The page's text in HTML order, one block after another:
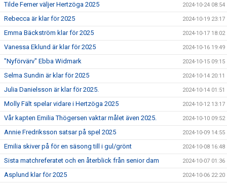
Tilde Ferner väljer Hertzöga 2025 2024-10-24 08:54
Rebecca är klar för 2025 2024-10-19 23:17
Emma Bäckström klar för 2025 2024-10-17 18:02
Vanessa Eklund är klar för 2025 2024-10-16 19:49
"Nyförvärv" Ebba Widmark 2024-10-15 09:15
Selma Sundin är klar för 2025 2024-10-14 20:11
Julia Danielsson är klar för 2025. 2024-10-14 01:51
Molly Fält spelar vidare i Hertzöga 2025 2024-10-12 13:17
Vår kapten Emilia Thögersen vaktar målet även 2025. 2024-10-10 09:52
Annie Fredriksson satsar på spel 2025 2024-10-09 14:55
Emilia skiver på för en säsong till i gul/grönt 2024-10-08 16:48
Sista matchreferatet och en återblick från senior dam 2024-10-07 01:36
Asplund klar för 2025 2024-10-06 22:20